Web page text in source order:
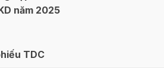
năm 2025
TDC